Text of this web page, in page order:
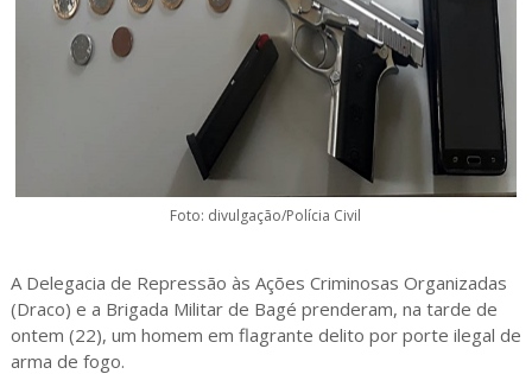
Foto: divulgação/Polícia Civil
A Delegacia de Repressão às Ações Criminosas Organizadas
(Draco) e a Brigada Militar de Bagé prenderam, na tarde de
ontem (22), um homem em flagrante delito por porte ilegal de
arma de fogo.